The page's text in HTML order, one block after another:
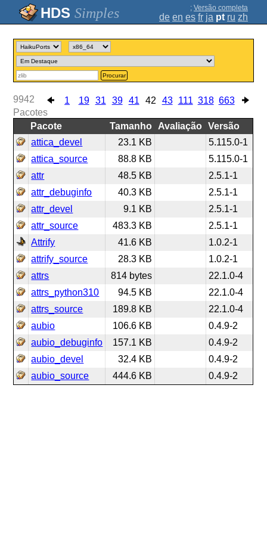
Simples ; Versão completa
de en es fr ja pt ru zh
Procurar
1 19 31 39 41 42 43 111 318 663
9942
Pacotes
Pacote
Tamanho Avaliação
Versão
attica_devel
23.1 KB
5.115.0-1
attica_source
88.8 KB
5.115.0-1
attr
48.5 KB
2.5.1-1
attr_debuginfo
40.3 KB
2.5.1-1
attr_devel
9.1 KB
2.5.1-1
attr_source
483.3 KB
2.5.1-1
Attrify
41.6 KB
1.0.2-1
attrify_source
28.3 KB
1.0.2-1
attrs
814 bytes
22.1.0-4
attrs_python310
94.5 KB
22.1.0-4
attrs_source
189.8 KB
22.1.0-4
aubio
106.6 KB
0.4.9-2
aubio_debuginfo
157.1 KB
0.4.9-2
aubio_devel
32.4 KB
0.4.9-2
aubio_source
444.6 KB 0.4.9-2